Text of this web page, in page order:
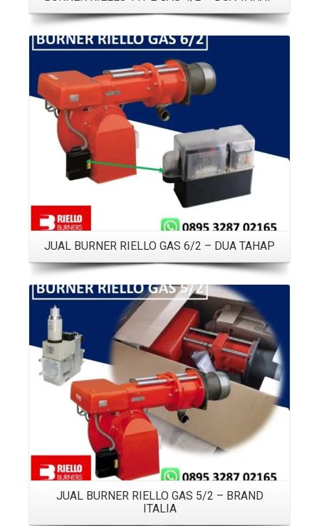
Details
JUAL BURNER RIELLO GAS 6/2 – DUA TAHAP
Details
JUAL BURNER RIELLO GAS 5/2 – BRAND
ITALIA